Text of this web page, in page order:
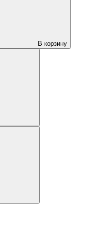
В корзину